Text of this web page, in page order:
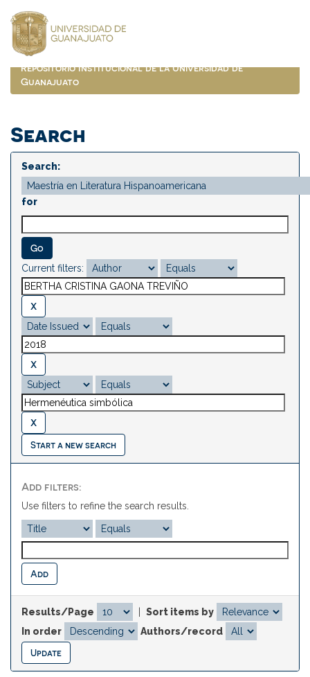
navigation
Repositorio Institucional de la Universidad de
Guanajuato
Search
Search:
for
Current filters:
Start a new search
Add filters:
Use filters to refine the search results.
Results/Page
Sort items by
In order
Authors/record